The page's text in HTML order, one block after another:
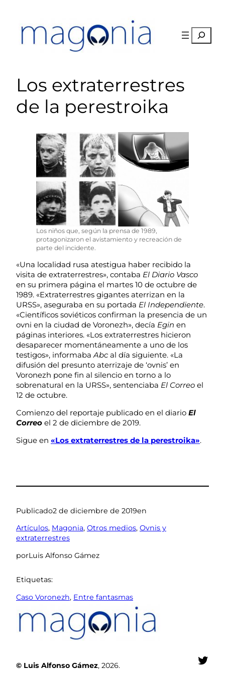
contenido
Buscar
Los extraterrestres
de la perestroika
Los niños que, según la prensa de 1989,
protagonizaron el avistamiento y recreación de
parte del incidente.
«Una localidad rusa atestigua haber recibido la
visita de extraterrestres», contaba El Diario Vasco
en su primera página el martes 10 de octubre de
1989. «Extraterrestres gigantes aterrizan en la
URSS», aseguraba en su portada El Independiente.
«Científicos soviéticos confirman la presencia de un
ovni en la ciudad de Voronezh», decía Egin en
páginas interiores. «Los extraterrestres hicieron
desaparecer momentáneamente a uno de los
testigos», informabaAbc al día siguiente. «La
difusión del presunto aterrizaje de ‘ovnis’ en
Voronezh pone fin al silencio en torno a lo
sobrenatural en la URSS», sentenciaba El Correo el
12 de octubre.
Comienzo del reportaje publicado en el diario El
Correo el 2 de diciembre de 2019.
Sigue en «Los extraterrestres de la perestroika».
Publicado2 de diciembre de 2019en
Artículos, Magonia, Otros medios, Ovnis y
extraterrestres
porLuis Alfonso Gámez
Etiquetas:
Caso Voronezh, Entre fantasmas
© Luis Alfonso Gámez, 2026.